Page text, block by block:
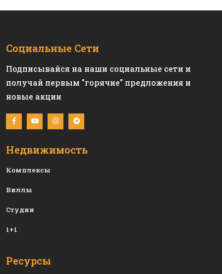
Социальные Сети
Подписывайся на наши социальные сети и
получай первым "горячие" предложения и
новые акции
Недвижимость
Комплексы
Виллы
Студии
1+1
Ресурсы